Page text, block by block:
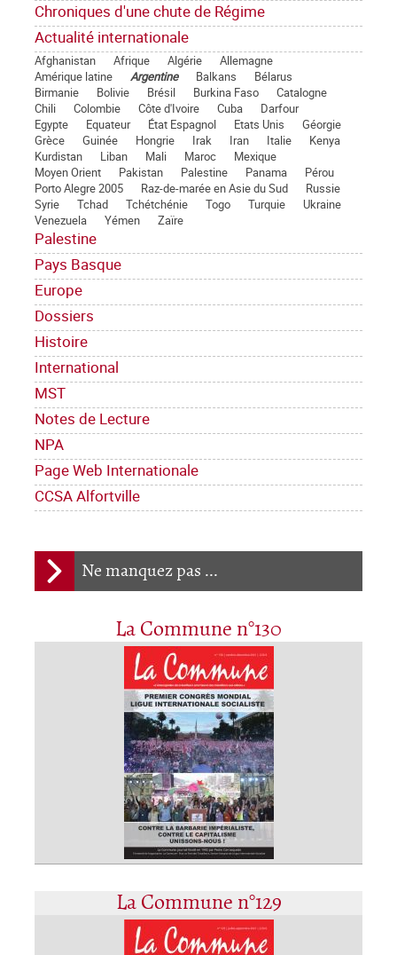
Chroniques d'une chute de Régime
Actualité internationale
Afghanistan Afrique Algérie
Allemagne
Amérique latine
Argentine Balkans
Bélarus
Birmanie
Bolivie Brésil Burkina Faso
Catalogne
Chili
Colombie Côte d'Ivoire Cuba
Darfour
Egypte
Equateur État Espagnol Etats Unis
Géorgie
Grèce
Guinée Hongrie Irak Iran Italie
Kenya
Kurdistan
Liban Mali Maroc
Mexique
Moyen Orient
Pakistan Palestine Panama
Pérou
Porto Alegre 2005
Raz-de-marée en Asie du Sud
Russie
Syrie
Tchad Tchétchénie Togo Turquie
Ukraine
Venezuela
Yémen Zaïre
Palestine
Pays Basque
Europe
Dossiers
Histoire
International
MST
Notes de Lecture
NPA
Page Web Internationale
CCSA Alfortville
Ne manquez pas ...
La Commune n°130
La Commune n°129